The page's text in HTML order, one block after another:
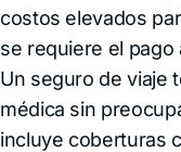
costos elevados
se requiere el pago
Un seguro de viaje
médica sin
incluye coberturas